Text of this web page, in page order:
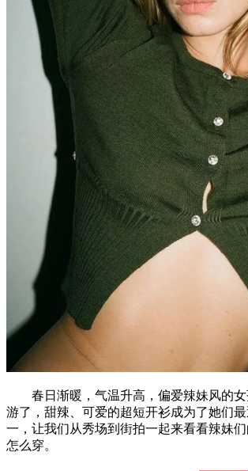
春日渐暖，气温升高，偏爱辣妹风的女
游了，甜辣、可爱的超短开衫成为了她们
一，让我们从秀场到街拍一起来看看辣妹
怎么穿。